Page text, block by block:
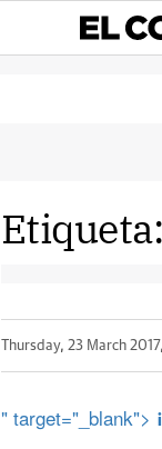
Etiqueta:
Thursday, 23 March
" target="_blank">